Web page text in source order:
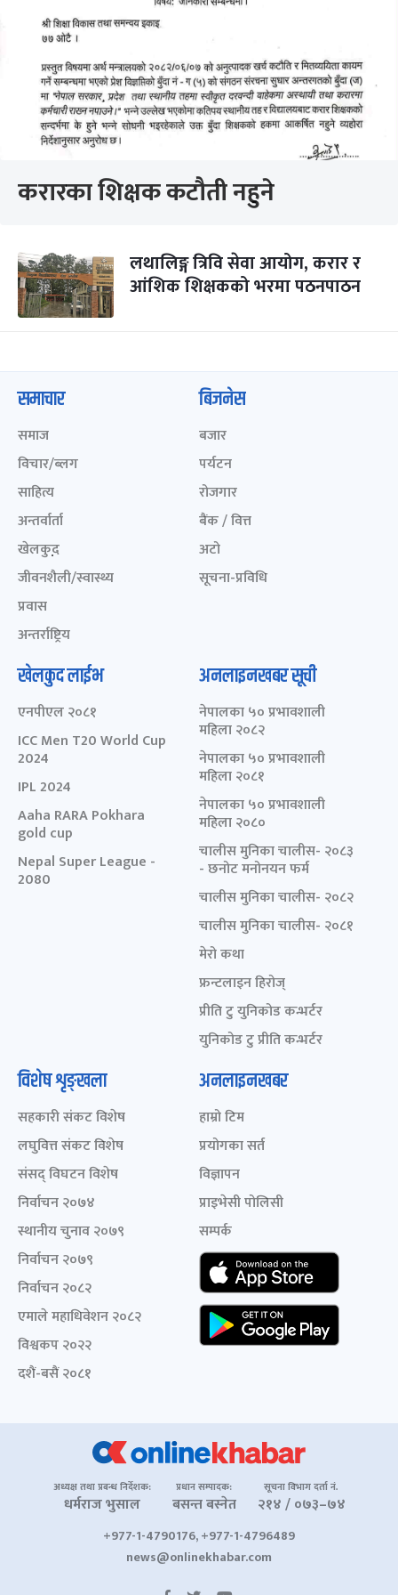
करारका शिक्षक कटौती नहुने
लथालिङ्ग त्रिवि सेवा आयोग, करार र
आंशिक शिक्षकको भरमा पठनपाठन
समाचार
समाज
विचार/ब्लग
साहित्य
अन्तर्वार्ता
खेलकुद़़
जीवनशैली/स्वास्थ्य
प्रवास
अन्तर्राष्ट्रिय
बिजनेस
बजार
पर्यटन
रोजगार
बैंक / वित्त
अटो
सूचना-प्रविधि
खेलकुद लाईभ
एनपीएल २०८१
ICC Men T20 World Cup
2024
IPL 2024
Aaha RARA Pokhara
gold cup
Nepal Super League -
2080
अनलाइनखबर सूची
नेपालका ५० प्रभावशाली
महिला २०८२
नेपालका ५० प्रभावशाली
महिला २०८१
नेपालका ५० प्रभावशाली
महिला २०८०
चालीस मुनिका चालीस- २०८३
- छनोट मनोनयन फर्म
चालीस मुनिका चालीस- २०८२
चालीस मुनिका चालीस- २०८१
मेरो कथा
फ्रन्टलाइन हिरोज्
प्रीति टु युनिकोड कन्भर्टर
युनिकोड टु प्रीति कन्भर्टर
विशेष शृङ्खला
सहकारी संकट विशेष
लघुवित्त संकट विशेष
संसद् विघटन विशेष
निर्वाचन २०७४
स्थानीय चुनाव २०७९
निर्वाचन २०७९
निर्वाचन २०८२
एमाले महाधिवेशन २०८२
विश्वकप २०२२
दशैं-बसैं २०८१
अनलाइनखबर
हाम्रो टिम
प्रयोगका सर्त
विज्ञापन
प्राइभेसी पोलिसी
सम्पर्क
अध्यक्ष तथा प्रबन्ध निर्देशक:
धर्मराज भुसाल
प्रधान सम्पादक:
बसन्त बस्नेत
सूचना विभाग दर्ता नं.
२१४ / ०७३–७४
+977-1-4790176, +977-1-4796489
news@onlinekhabar.com